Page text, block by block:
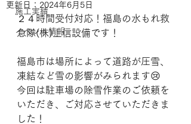
施工実績
イベント情報
更新日： 2024年6月5日
２４時間受付対応！福島の水もれ救
急隊(株)上信設備です！
福島市は場所によって道路が圧雪、
凍結など雪の影響がみられます😢
今回は駐車場の除雪作業のご依頼を
いただき、ご対応させていただきま
した！